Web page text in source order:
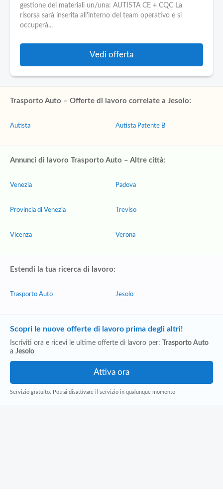
gestione dei materiali un/una: AUTISTA CE + CQC La
risorsa sarà inserita all'interno del team operativo e si
occuperà...
Vedi offerta
Trasporto Auto – Offerte di lavoro correlate a Jesolo:
Autista Autista Patente B
Annunci di lavoro Trasporto Auto – Altre città:
Venezia
Provincia di Venezia
Vicenza
Padova
Treviso
Verona
Estendi la tua ricerca di lavoro:
Trasporto Auto Jesolo
Scopri le nuove offerte di lavoro prima degli altri!
Iscriviti ora e ricevi le ultime offerte di lavoro per:
Trasporto Auto
a Jesolo
Servizio gratuito. Potrai disattivare il servizio in qualunque momento